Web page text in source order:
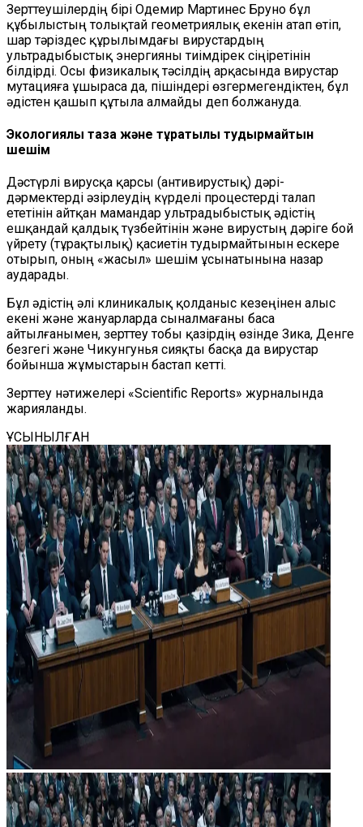
Зерттеушілердің бірі Одемир Мартинес Бруно бұл
құбылыстың толықтай геометриялық екенін атап өтіп,
шар тәріздес құрылымдағы вирустардың
ультрадыбыстық энергияны тиімдірек сіңіретінін
білдірді. Осы физикалық тәсілдің арқасында вирустар
мутацияға ұшыраса да, пішіндері өзгермегендіктен, бұл
әдістен қашып құтыла алмайды деп болжануда.
Экологиялық таза және тұрақтылық тудырмайтын
шешім
Дәстүрлі вирусқа қарсы (антивирустық) дәрі-
дәрмектерді әзірлеудің күрделі процестерді талап
ететінін айтқан мамандар ультрадыбыстық әдістің
ешқандай қалдық түзбейтінін және вирустың дәріге бой
үйрету (тұрақтылық) қасиетін тудырмайтынын ескере
отырып, оның «жасыл» шешім ұсынатынына назар
аударады.
Бұл әдістің әлі клиникалық қолданыс кезеңінен алыс
екені және жануарларда сыналмағаны баса
айтылғанымен, зерттеу тобы қазірдің өзінде Зика, Денге
безгегі және Чикунгунья сияқты басқа да вирустар
бойынша жұмыстарын бастап кетті.
Зерттеу нәтижелері «Scientific Reports» журналында
жарияланды.
ҰСЫНЫЛҒАН